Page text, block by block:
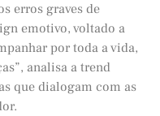
erros graves de
emotivo, voltado a
por toda a vida,
analisa a trend
que dialogam com as